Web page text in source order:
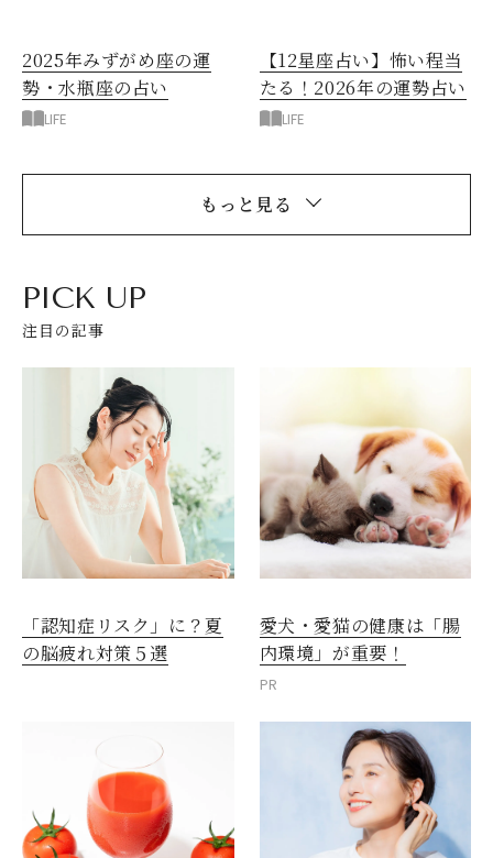
2025年みずがめ座の運
勢・水瓶座の占い
LIFE
【12星座占い】怖い程当
たる！2026年の運勢占い
LIFE
もっと見る
PICK UP
注目の記事
「認知症リスク」に？夏
の脳疲れ対策５選
愛犬・愛猫の健康は「腸
内環境」が重要！
PR